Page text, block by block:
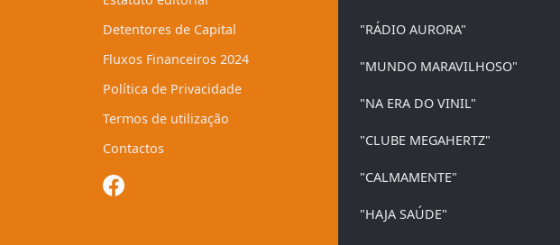
Detentores de Capital
Fluxos Financeiros 2024
Política de Privacidade
Termos de utilização
Contactos
"RÁDIO AURORA"
"MUNDO MARAVILHOSO"
"NA ERA DO VINIL"
"CLUBE MEGAHERTZ"
"CALMAMENTE"
"HAJA SAÚDE"